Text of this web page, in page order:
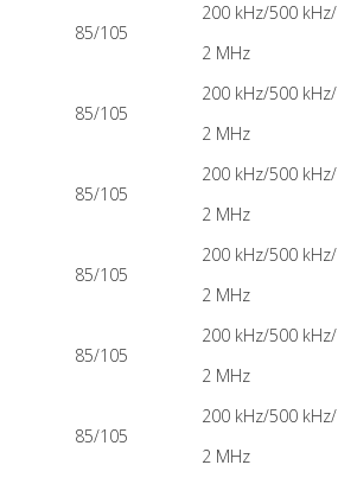
85/105
200 kHz/500 kHz/
2 MHz
85/105
200 kHz/500 kHz/
2 MHz
85/105
200 kHz/500 kHz/
2 MHz
85/105
200 kHz/500 kHz/
2 MHz
85/105
200 kHz/500 kHz/
2 MHz
85/105
200 kHz/500 kHz/
2 MHz